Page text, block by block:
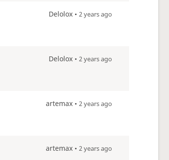
Delolox • 2 years ago
Delolox • 2 years ago
artemax • 2 years ago
artemax • 2 years ago